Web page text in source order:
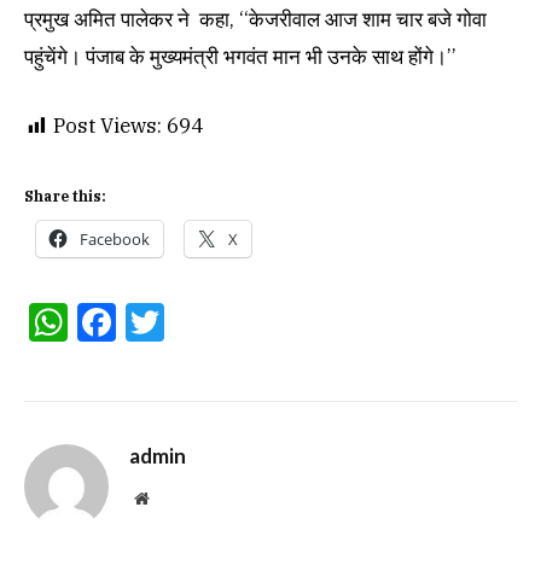
प्रमुख अमित पालेकर ने कहा, ‘‘केजरीवाल आज शाम चार बजे गोवा
पहुंचेंगे। पंजाब के मुख्यमंत्री भगवंत मान भी उनके साथ होंगे।’’
Post Views: 694
Share this:
Facebook X
WhatsApp
Facebook
admin
Website